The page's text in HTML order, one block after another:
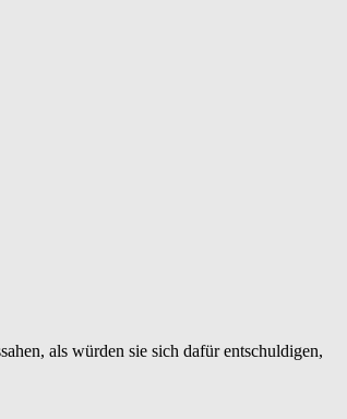
als würden sie sich dafür entschuldigen,